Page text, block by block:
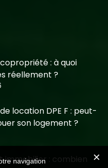
: à quoi
réellement ?
location DPE F : peut-
son logement ?
immobilier : combien
navigation